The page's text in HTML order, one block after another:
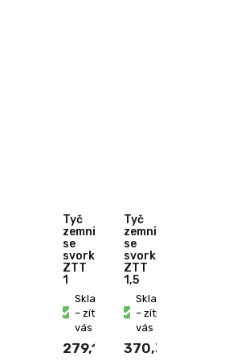
Tyč
zemnicí
se
svorkou
ZTT
1
Skladem
– zítra u
vás
279,10
Tyč
zemnicí
se
svorkou
ZTT
1,5
Skladem
– zítra u
vás
370,30